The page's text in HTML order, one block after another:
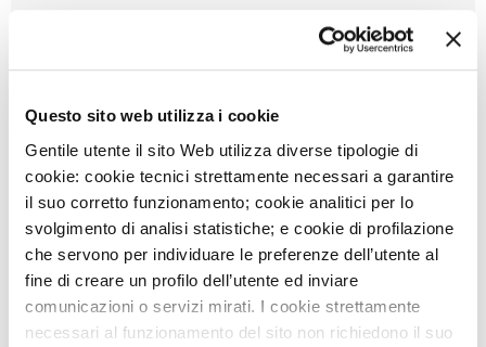
Questo sito web utilizza i cookie
Gentile utente il sito Web utilizza diverse tipologie di
cookie: cookie tecnici strettamente necessari a garantire
il suo corretto funzionamento; cookie analitici per lo
svolgimento di analisi statistiche; e cookie di profilazione
che servono per individuare le preferenze dell’utente al
fine di creare un profilo dell’utente ed inviare
comunicazioni o servizi mirati. I cookie strettamente
necessari al funzionamento del sito non richiedono il suo
ITALIA
29 LUG
DIVENTA VOLONTARIO SOTTOVOCE: UN GESTO CHE
FA LA DIFFERENZA
AVVISO: CHIUSURA SERVIZI
8LUG
NIGHT RUN MONZINO: PUNTO ISCRIZIONI GIOVEDÌ